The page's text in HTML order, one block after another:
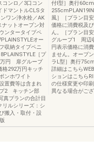
コンロ／3口コン
ドマントルCLSタ
ワン浄水栓／AK
ナットオープン対
ンタータイプペ
オー
収納タイプペニ
［プ
万円 扉グループ
292万円キッチ
ンホワイト
置費等は含まれ
プ2 キッチン部
プランの合計目
リルシリーズ：シ
搬入・取付・設
付Ⅰ型］奥行
風］［プラン目
価格に消費税及
ん。［プラン目
グループ1 周辺
円表示価格に消
ません。オープ
ラL型］奥行
詳細はこちら
ションはこちら
の仕様変更や印
異なる場合がご